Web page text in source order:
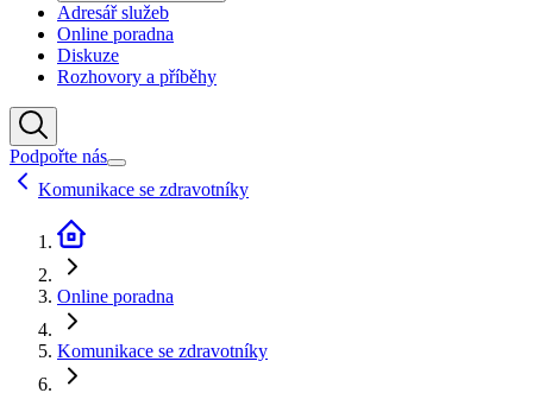
Adresář služeb
Online poradna
Diskuze
Rozhovory a příběhy
Podpořte nás
Komunikace se zdravotníky
Online poradna
Komunikace se zdravotníky